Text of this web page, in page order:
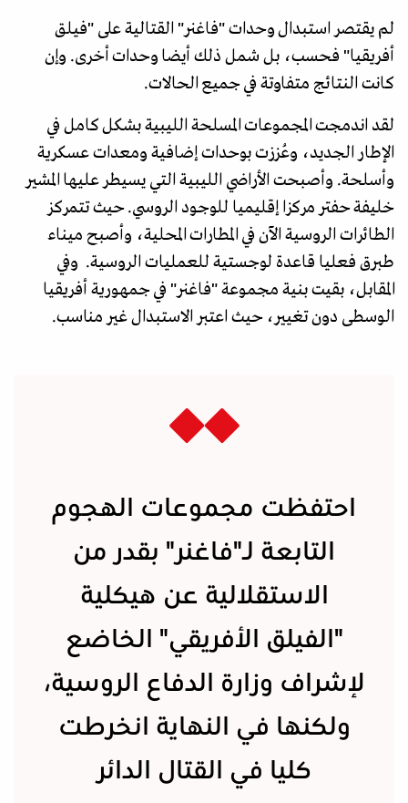
لم يقتصر استبدال وحدات "فاغنر" القتالية على "فيلق
أفريقيا" فحسب، بل شمل ذلك أيضا وحدات أخرى. وإن
كانت النتائج متفاوتة في جميع الحالات.
لقد اندمجت المجموعات المسلحة الليبية بشكل كامل في
الإطار الجديد، وعُززت بوحدات إضافية ومعدات عسكرية
وأسلحة. وأصبحت الأراضي الليبية التي يسيطر عليها المشير
خليفة حفتر مركزا إقليميا للوجود الروسي. حيث تتمركز
الطائرات الروسية الآن في المطارات المحلية، وأصبح ميناء
طبرق فعليا قاعدة لوجستية للعمليات الروسية. وفي
المقابل، بقيت بنية مجموعة "فاغنر" في جمهورية أفريقيا
الوسطى دون تغيير، حيث اعتبر الاستبدال غير مناسب.
احتفظت مجموعات الهجوم
التابعة لـ"فاغنر" بقدر من
الاستقلالية عن هيكلية
"الفيلق الأفريقي" الخاضع
لإشراف وزارة الدفاع الروسية،
ولكنها في النهاية انخرطت
كليا في القتال الدائر